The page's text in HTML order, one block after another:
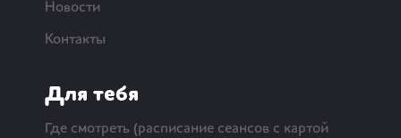
Новости
Контакты
Для тебя
Где смотреть (расписание сеансов с картой